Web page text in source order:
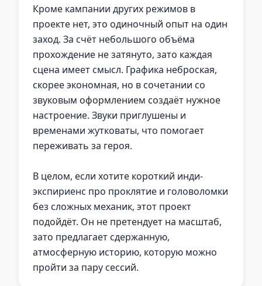
Кроме кампании других режимов в
проекте нет, это одиночный опыт на один
заход. За счёт небольшого объёма
прохождение не затянуто, зато каждая
сцена имеет смысл. Графика неброская,
скорее экономная, но в сочетании со
звуковым оформлением создаёт нужное
настроение. Звуки приглушены и
временами жутковаты, что помогает
переживать за героя.
В целом, если хотите короткий инди-
экспириенс про проклятие и головоломки
без сложных механик, этот проект
подойдёт. Он не претендует на масштаб,
зато предлагает сдержанную,
атмосферную историю, которую можно
пройти за пару сессий.